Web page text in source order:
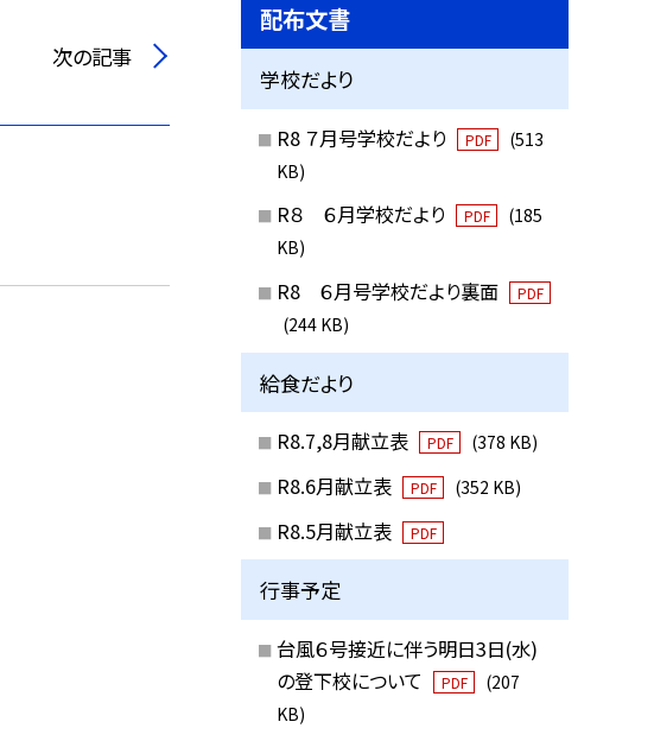
次の記事
配布文書
学校だより
R8 ７月号学校だより PDF
(513
KB)
R８ ６月学校だより PDF
(185
KB)
R8 ６月号学校だより裏面 PDF
(244 KB)
給食だより
R8.7,8月献立表 PDF (378 KB)
R8.6月献立表 PDF (352 KB)
R8.5月献立表 PDF
行事予定
台風６号接近に伴う明日3日(水)
の登下校について
PDF
(207
KB)